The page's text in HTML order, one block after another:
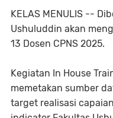
KELAS MENULIS --
Ushuluddin akan
13 Dosen CPNS 2025.
Kegiatan In House
memetakan sumber
target realisasi